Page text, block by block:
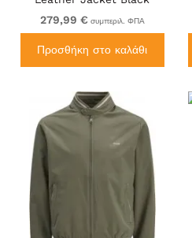
279,99 € συμπεριλ. ΦΠΑ
Προσθήκη στο καλάθι